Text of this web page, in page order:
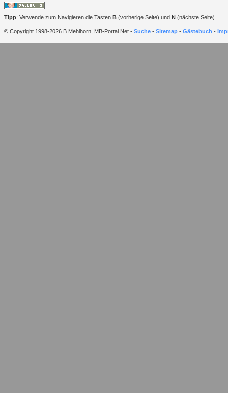
Tipp: Verwende zum Navigieren die Tasten B (vorherige Seite) und N (nächste Seite).
© Copyright 1998-2026 B.Mehlhorn, MB-Portal.Net - Suche - Sitemap - Gästebuch -